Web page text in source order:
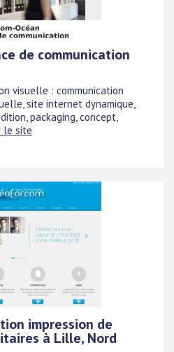
de communication
visuelle : communication
site internet dynamique,
packaging, concept,
le site
impression de
à Lille, Nord